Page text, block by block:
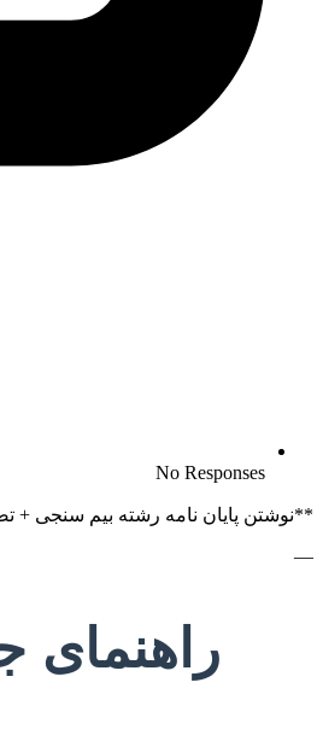
No Responses
**نوشتن پایان نامه رشته بیم سنجی +
—
راهنمای